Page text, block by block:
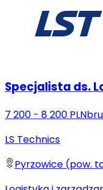
Specjalista ds.
7 200 - 8 200 PLN
LS Technics
Pyrzowice (pow.